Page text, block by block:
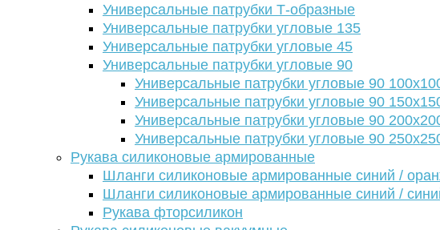
Универсальные патрубки Т-образные
Универсальные патрубки угловые 135
Универсальные патрубки угловые 45
Универсальные патрубки угловые 90
Универсальные патрубки угловые 90
Универсальные патрубки угловые 90
Универсальные патрубки угловые 90
Универсальные патрубки угловые 90
Рукава силиконовые армированные
Шланги силиконовые армированные синий /
Шланги силиконовые армированные синий /
Рукава фторсиликон